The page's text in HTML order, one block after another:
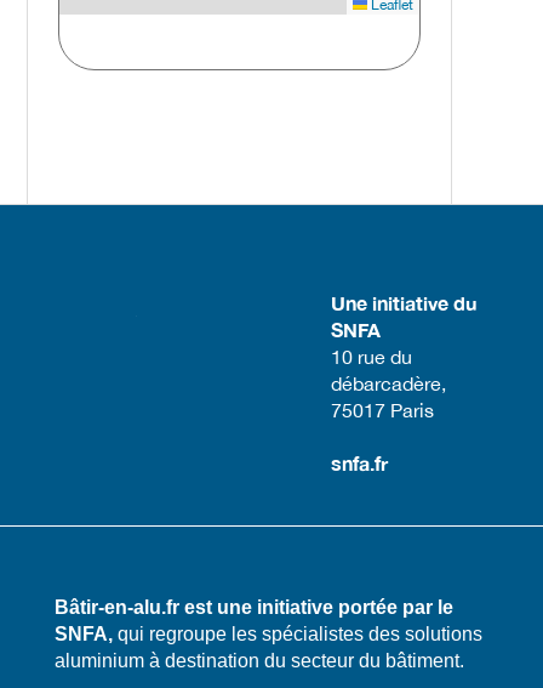
Leaflet
Une initiative du
SNFA
​10 rue du
débarcadère,
75017 Paris​
snfa.fr
Bâtir-en-alu.fr est une initiative portée par le
SNFA,qui regroupe les spécialistes des solutions
aluminium à destination du secteur du bâtiment.